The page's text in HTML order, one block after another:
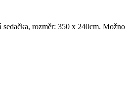
sedačka, rozměr: 350 x 240cm. Možno